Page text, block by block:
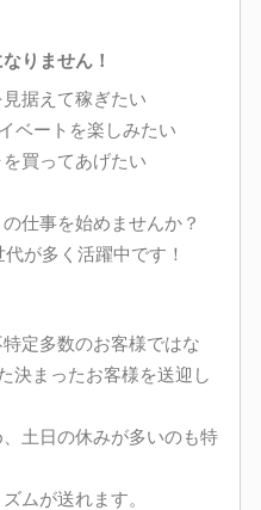
りません！
据えて稼ぎたい
ベートを楽しみたい
買ってあげたい
仕事を始めませんか？
が多く活躍中です！
定多数のお客様ではな
決まったお客様を送迎し
土日の休みが多いのも特
ムが送れます。